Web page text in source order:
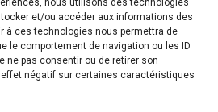
nous utilisons des technologies
et/ou accéder aux informations des
à ces technologies nous permettra de
le comportement de navigation ou les ID
ne pas consentir ou de retirer son
négatif sur certaines caractéristiques
de vente